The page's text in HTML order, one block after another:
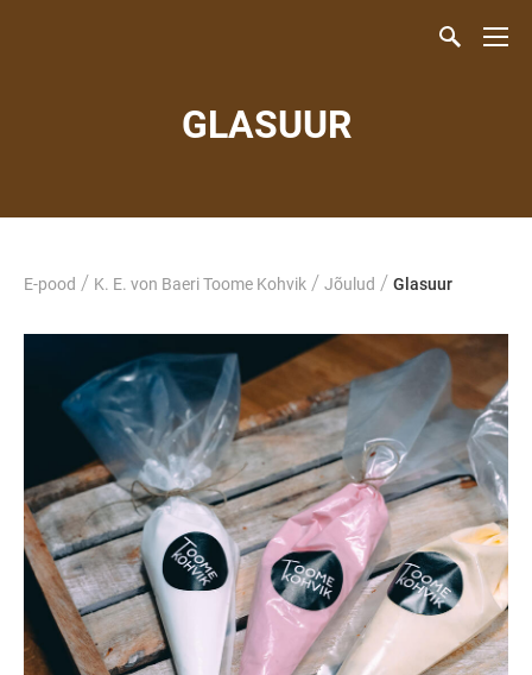
GLASUUR
E-pood / K. E. von Baeri Toome Kohvik / Jõulud / Glasuur